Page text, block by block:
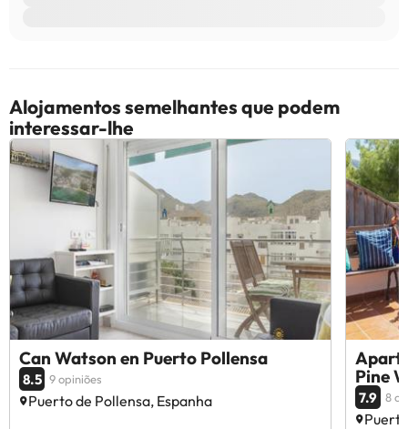
Alojamentos semelhantes que podem
interessar-lhe
Can Watson en Puerto Pollensa
8.5 9 opiniões
Puerto de Pollensa, Espanha
Pine
7.9 8